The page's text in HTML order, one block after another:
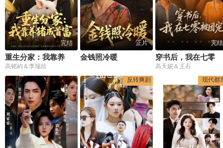
完结
高铭屿＆李瑞欣
正片
金钱照冷暖
完结
高天妮＆王石
反转爽剧 现代都